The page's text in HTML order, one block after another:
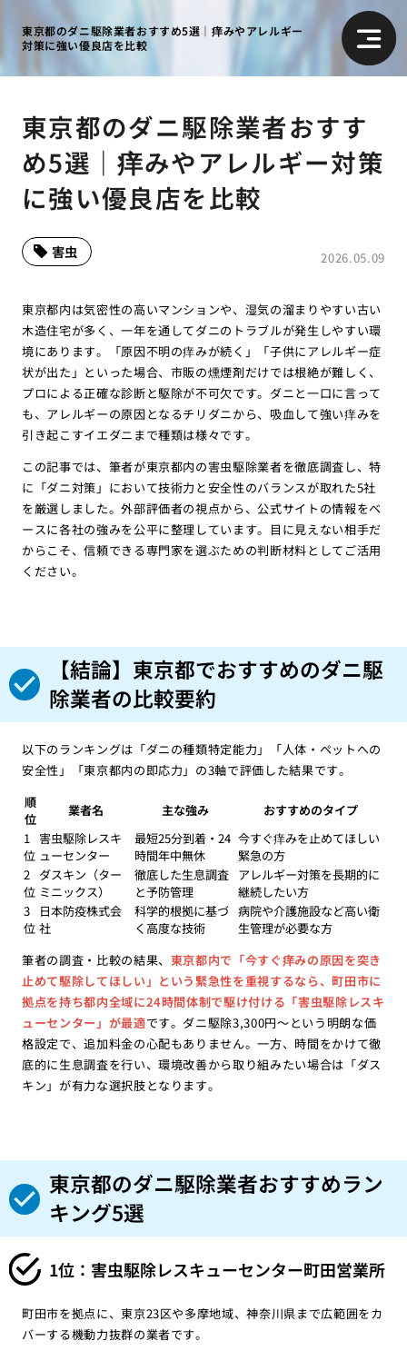
東京都のダニ駆除業者おすすめ5選｜痒みやアレルギー
対策に強い優良店を比較
東京都のダニ駆除業者おすす
め5選｜痒みやアレルギー対策
に強い優良店を比較
2026.05.09
害虫
東京都内は気密性の高いマンションや、湿気の溜まりやすい古い
木造住宅が多く、一年を通してダニのトラブルが発生しやすい環
境にあります。「原因不明の痒みが続く」「子供にアレルギー症
状が出た」といった場合、市販の燻煙剤だけでは根絶が難しく、
プロによる正確な診断と駆除が不可欠です。ダニと一口に言って
も、アレルギーの原因となるチリダニから、吸血して強い痒みを
引き起こすイエダニまで種類は様々です。
この記事では、筆者が東京都内の害虫駆除業者を徹底調査し、特
に「ダニ対策」において技術力と安全性のバランスが取れた5社
を厳選しました。外部評価者の視点から、公式サイトの情報をベ
ースに各社の強みを公平に整理しています。目に見えない相手だ
からこそ、信頼できる専門家を選ぶための判断材料としてご活用
ください。
【結論】東京都でおすすめのダニ駆
除業者の比較要約
以下のランキングは「ダニの種類特定能力」「人体・ペットへの
安全性」「東京都内の即応力」の3軸で評価した結果です。
順
位
業者名 主な強み
おすすめのタイプ
1
位
害虫駆除レスキ
ューセンター
最短25分到着・24
時間年中無休
今すぐ痒みを止めてほしい
緊急の方
2
位
ダスキン（ター
ミニックス）
徹底した生息調査
と予防管理
アレルギー対策を長期的に
継続したい方
3
位
日本防疫株式会
社
科学的根拠に基づ
く高度な技術
病院や介護施設など高い衛
生管理が必要な方
筆者の調査・比較の結果、 東京都内で「今すぐ痒みの原因を突き
止めて駆除してほしい」という緊急性を重視するなら、町田市に
拠点を持ち都内全域に24時間体制で駆け付ける「害虫駆除レスキ
ューセンター」が最適です。ダニ駆除3,300円〜という明朗な価
格設定で、追加料金の心配もありません。一方、時間をかけて徹
底的に生息調査を行い、環境改善から取り組みたい場合は「ダス
キン」が有力な選択肢となります。
東京都のダニ駆除業者おすすめラン
キング5選
1位：害虫駆除レスキューセンター町田営業所
町田市を拠点に、東京23区や多摩地域、神奈川県まで広範囲をカ
バーする機動力抜群の業者です。